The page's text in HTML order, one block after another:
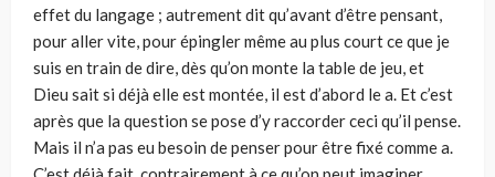
effet du langage ; autrement dit qu’avant d’être pensant,
pour aller vite, pour épingler même au plus court ce que je
suis en train de dire, dès qu’on monte la table de jeu, et
Dieu sait si déjà elle est montée, il est d’abord le a. Et c’est
après que la question se pose d’y raccorder ceci qu’il pense.
Mais il n’a pas eu besoin de penser pour être fixé comme a.